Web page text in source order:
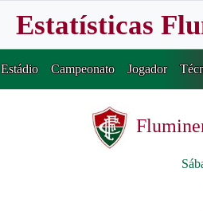
Estatísticas
Estádio Campeonato Jogador